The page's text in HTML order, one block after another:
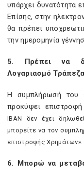
υπάρχει δυνατότητα
Επίσης, στην
θα πρέπει
την ημερομηνία
5. Πρέπει να
Λογαριασμό
Η συμπλήρωσή του
προκύψει
IBAN δεν έχει
μπορείτε να τον
επιστροφής Χρημάτων».
6. Μπορώ να